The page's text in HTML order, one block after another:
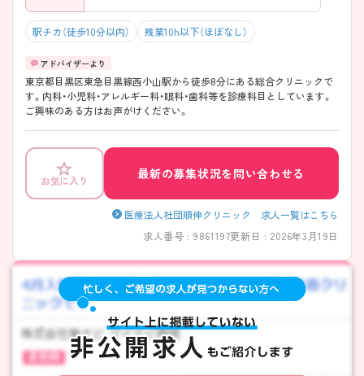
駅チカ（徒歩10分以内） 残業10h以下（ほぼなし）
東京都目黒区東急目黒線西小山駅から徒歩8分にある総合クリニックで
す。内科・小児科・アレルギー科・眼科・歯科等を診療科目としています。
ご興味のある方はお声がけください。
お気に入り 最新の募集状況を問い合わせる
医療法人社団順伸クリニック 求人一覧はこちら
求人番号 : 9861197更新日 : 2026年3月19日